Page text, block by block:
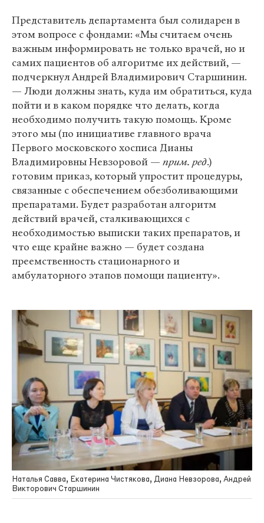
Представитель департамента был солидарен в
этом вопросе с фондами: «Мы считаем очень
важным информировать не только врачей, но и
самих пациентов об алгоритме их действий, —
подчеркнул Андрей Владимирович Старшинин.
— Люди должны знать, куда им обратиться, куда
пойти и в каком порядке что делать, когда
необходимо получить такую помощь. Кроме
этого мы (по инициативе главного врача
Первого московского хосписа Дианы
Владимировны Невзоровой — прим. ред.)
готовим приказ, который упростит процедуры,
связанные с обеспечением обезболивающими
препаратами. Будет разработан алгоритм
действий врачей, сталкивающихся с
необходимостью выписки таких препаратов, и
что еще крайне важно — будет создана
преемственность стационарного и
амбулаторного этапов помощи пациенту».
Наталья Савва, Екатерина Чистякова, Диана Невзорова, Андрей
Викторович Старшинин